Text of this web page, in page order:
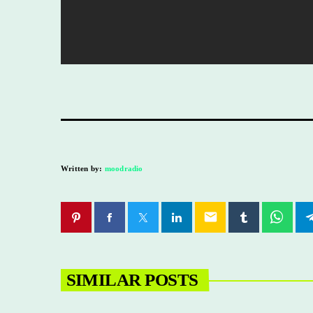
Written by: moodradio
email
SIMILAR POSTS